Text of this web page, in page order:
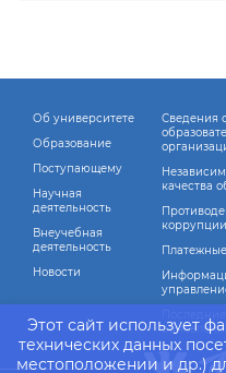
Этот сайт использует
технических данных
местоположении и др.)
Об университете
Образование
Поступающему
Научная
деятельность
Внеучебная
деятельность
Новости
Сведения
качества
коррупции